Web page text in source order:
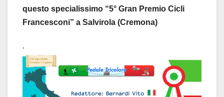
questo specialissimo “5° Gran Premio Cicli
Francesconi” a Salvirola (Cremona)
.